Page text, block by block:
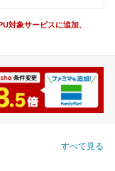
対象サービスに追加、
すべて見る